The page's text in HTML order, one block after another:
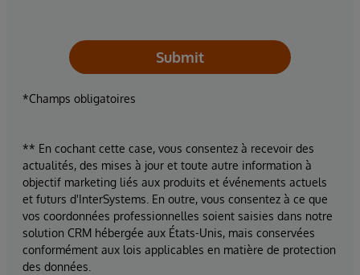
Submit
*Champs obligatoires
** En cochant cette case, vous consentez à recevoir des
actualités, des mises à jour et toute autre information à
objectif marketing liés aux produits et événements actuels
et futurs d'InterSystems. En outre, vous consentez à ce que
vos coordonnées professionnelles soient saisies dans notre
solution CRM hébergée aux États-Unis, mais conservées
conformément aux lois applicables en matière de protection
des données.